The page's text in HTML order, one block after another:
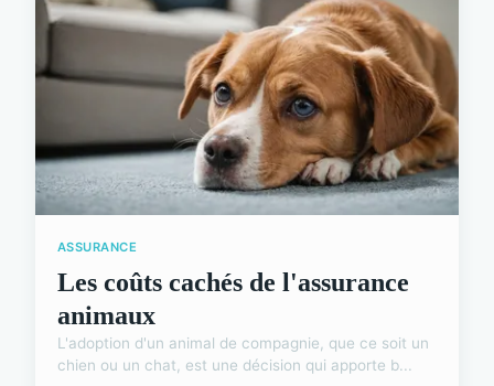
ASSURANCE
Les coûts cachés de l'assurance
animaux
L'adoption d'un animal de compagnie, que ce soit un
chien ou un chat, est une décision qui apporte b...